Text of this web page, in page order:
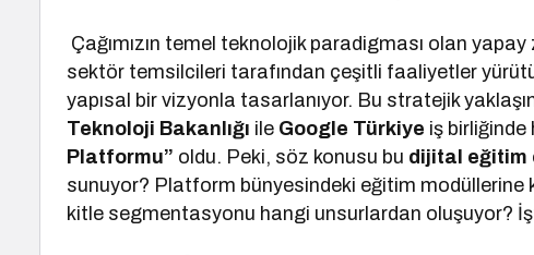
Çağımızın temel teknolojik paradigması olan
sektör temsilcileri tarafından çeşitli faaliyetler
yapısal bir vizyonla tasarlanıyor. Bu stratejik
Teknoloji Bakanlığı ile Google Türkiye iş
Platformu” oldu. Peki, söz konusu bu dijital eğitim
sunuyor? Platform bünyesindeki eğitim modüllerine
kitle segmentasyonu hangi unsurlardan oluşuyor?